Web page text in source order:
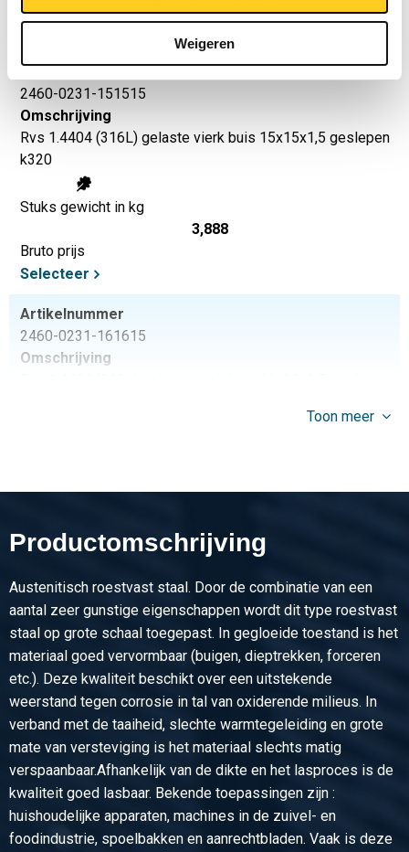
Weigeren
Bruto prijs
Artikelnummer
2460-0231-151515
Omschrijving
Rvs 1.4404 (316L) gelaste vierk buis 15x15x1,5 geslepen
k320
Stuks gewicht in kg
3,888
Bruto prijs
Selecteer
Artikelnummer
2460-0231-161615
Omschrijving
Bruto prijs
Artikelnummer
2460-0231-202015
Rvs 1.4404 (316L) gelaste vierk buis 20x20x1,5 geslepen
k320
Stuks gewicht in kg
Bruto prijs
Selecteer
Artikelnummer
2460-0231-252515
Omschrijving
Toon meer
Productomschrijving
Austenitisch roestvast staal. Door de combinatie van een
aantal zeer gunstige eigenschappen wordt dit type roestvast
staal op grote schaal toegepast. In gegloeide toestand is het
materiaal goed vervormbaar (buigen, dieptrekken, forceren
etc.). Deze kwaliteit beschikt over een uitstekende
weerstand tegen corrosie in tal van oxiderende milieus. In
verband met de taaiheid, slechte warmtegeleiding en grote
mate van versteviging is het materiaal slechts matig
verspaanbaar.Afhankelijk van de dikte en het lasproces is de
kwaliteit goed lasbaar. Bekende toepassingen zijn :
huishoudelijke apparaten, machines in de zuivel- en
foodindustrie, spoelbakken en aanrechtbladen. Vaak is deze